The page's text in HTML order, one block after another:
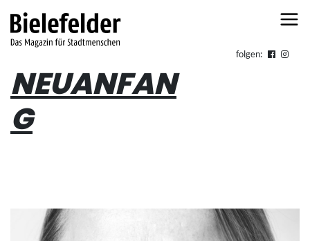
folgen:
NEUANFAN
G